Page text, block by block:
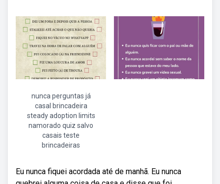
nunca perguntas já
casal brincadeira
steady adoption limits
namorado quiz salvo
casais teste
brincadeiras
Eu nunca fiquei acordada até de manhã. Eu nunca